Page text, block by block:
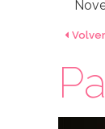
Volver